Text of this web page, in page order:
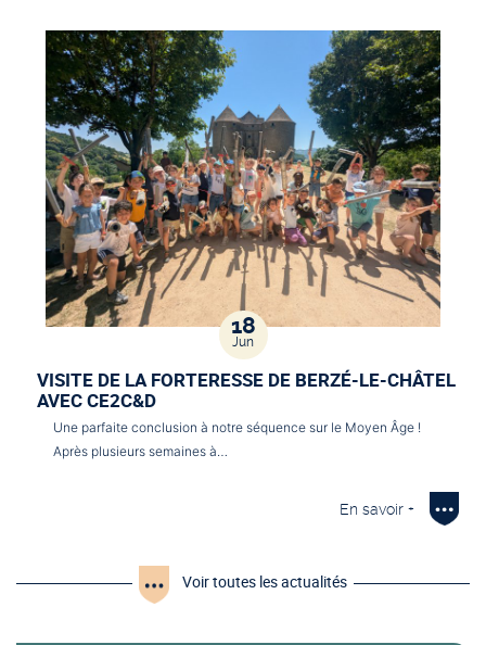
18
Jun
VISITE DE LA FORTERESSE DE BERZÉ-LE-CHÂTEL
AVEC CE2C&D
Une parfaite conclusion à notre séquence sur le Moyen Âge !
Après plusieurs semaines à…
En savoir +
Voir toutes les actualités